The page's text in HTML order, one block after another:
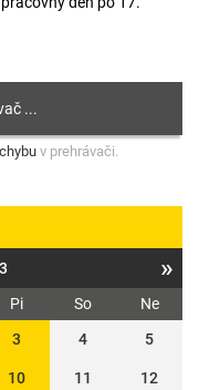
v prehrávači.
»
Pi So
Ne
3 4 5
10 11 12